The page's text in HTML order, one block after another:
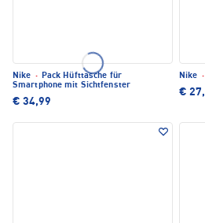
Nike · Pack Hüfttasche für
Smartphone mit Sichtfenster
€ 34,99
Nike ·
€